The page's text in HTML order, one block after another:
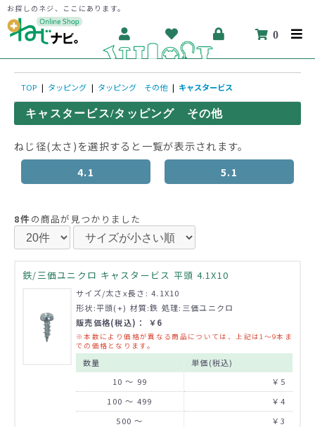
お探しのネジ、ここにあります。
0
TOP | タッピング | タッピング その他 | キャスタービス
キャスタービス/タッピング その他
ねじ径(太さ)を選択すると一覧が表示されます。
4.1
5.1
8件の商品が見つかりました
鉄/三価ユニクロ キャスタービス 平頭 4.1X10
サイズ/太さx長さ: 4.1X10
形状:平頭(+) 材質:鉄 処理:三価ユニクロ
販売価格(税込)： ￥6
※本数により価格が異なる商品については、上記は1～9本ま
での価格となります。
数量
単価(税込)
10 ～ 99
￥5
100 ～ 499
￥4
500 ～
￥3